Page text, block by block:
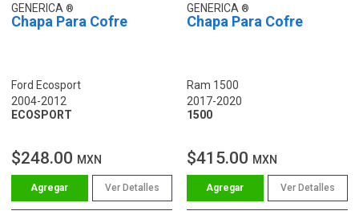
GENERICA
Chapa Para Cofre
Ford Ecosport
2004-2012
ECOSPORT
$248.00 MXN
Ver Detalles
GENERICA
Chapa Para Cofre
Ram 1500
2017-2020
1500
$415.00 MXN
Ver Detalles